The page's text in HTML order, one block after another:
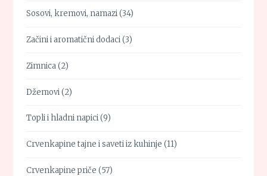
Sosovi, kremovi, namazi(34)
Začini i aromatični dodaci(3)
Zimnica(2)
Džemovi(2)
Topli i hladni napici(9)
Crvenkapine tajne i saveti iz kuhinje (11)
Crvenkapine priče (57)